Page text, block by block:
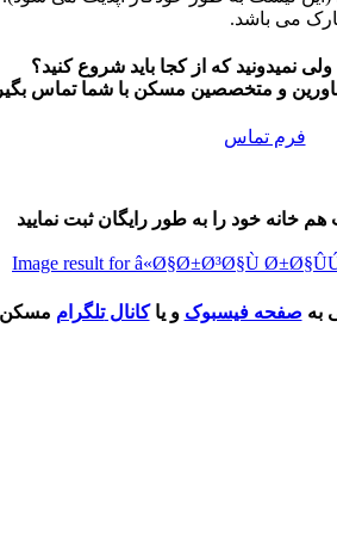
می باشد.
نمیدونید که از کجا باید شروع کنید؟
و متخصصین مسکن با شما تماس
فرم تماس
خانه خود را به طور رایگان ثبت نمایید
به صفحه فیسبوک و یاکانالتلگرام مسکن